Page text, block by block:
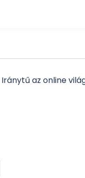
Iránytű az online